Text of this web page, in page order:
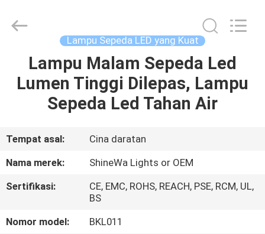
RUMAH
PRODUK
VIDEO
KAMI
International
Trade
Lampu Sepeda LED yang Kuat
Lampu Malam Sepeda Led
Lumen Tinggi Dilepas, Lampu
Sepeda Led Tahan Air
Tempat asal:
Cina daratan
Nama merek:
ShineWa Lights or OEM
Sertifikasi:
CE, EMC, ROHS, REACH, PSE, RCM, UL,
BS
Nomor model:
BKL011